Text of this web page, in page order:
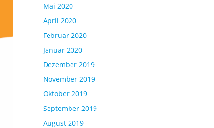
Mai 2020
April 2020
Februar 2020
Januar 2020
Dezember 2019
November 2019
Oktober 2019
September 2019
August 2019